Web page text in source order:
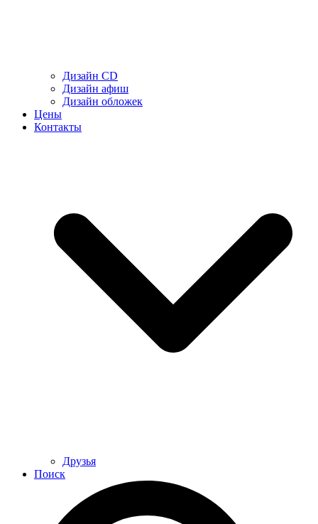
Дизайн CD
Дизайн афиш
Дизайн обложек
Цены
Контакты
Друзья
Поиск